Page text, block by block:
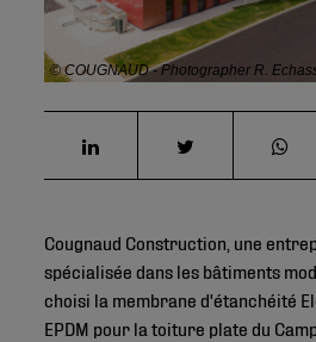
© COUGNAUD - Photographer R.
Cougnaud Construction, une
spécialisée dans les bâtiments
choisi la membrane d'étanchéité
EPDM pour la toiture plate du